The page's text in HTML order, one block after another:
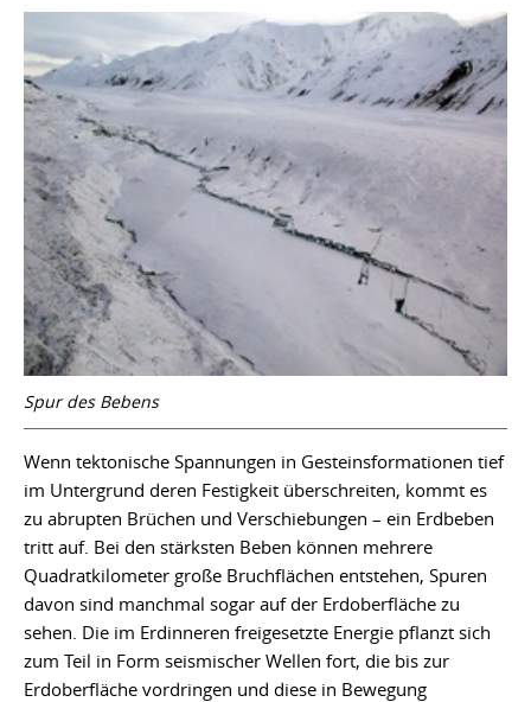
Spur des Bebens
Wenn tektonische Spannungen in Gesteinsformationen tief
im Untergrund deren Festigkeit überschreiten, kommt es
zu abrupten Brüchen und Verschiebungen – ein Erdbeben
tritt auf. Bei den stärksten Beben können mehrere
Quadratkilometer große Bruchflächen entstehen, Spuren
davon sind manchmal sogar auf der Erdoberfläche zu
sehen. Die im Erdinneren freigesetzte Energie pflanzt sich
zum Teil in Form seismischer Wellen fort, die bis zur
Erdoberfläche vordringen und diese in Bewegung